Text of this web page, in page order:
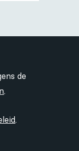
de
.
.